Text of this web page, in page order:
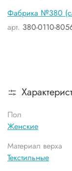
Фабрика №380
арт. 380-0110-
Пол
Женские
Материал верха
Текстильные